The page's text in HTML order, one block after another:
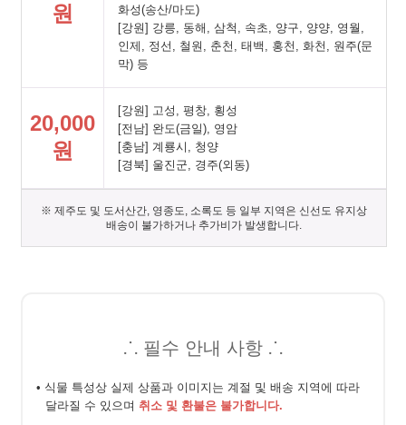
원
화성(송산/마도)
[강원] 강릉, 동해, 삼척, 속초, 양구, 양양, 영월,
인제, 정선, 철원, 춘천, 태백, 홍천, 화천, 원주(문
막) 등
20,000
원
[강원] 고성, 평창, 횡성
[전남] 완도(금일), 영암
[충남] 계룡시, 청양
[경북] 울진군, 경주(외동)
※ 제주도 및 도서산간, 영종도, 소록도 등 일부 지역은 신선도 유지상
배송이 불가하거나 추가비가 발생합니다.
⸫ 필수 안내 사항 ⸫
• 식물 특성상 실제 상품과 이미지는 계절 및 배송 지역에 따라
달라질 수 있으며 취소 및 환불은 불가합니다.